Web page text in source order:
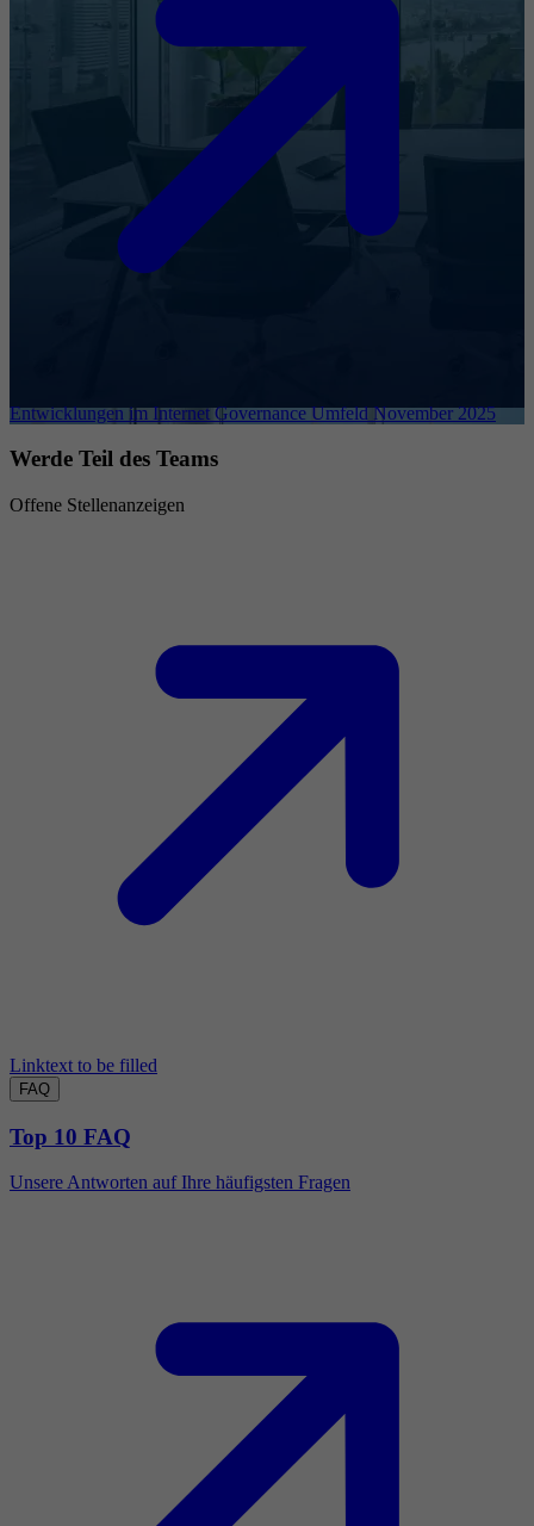
Entwicklungen im Internet Governance Umfeld November 2025
Werde Teil des Teams
Offene Stellenanzeigen
Linktext to be filled
FAQ
Top 10 FAQ
Unsere Antworten auf Ihre häufigsten Fragen